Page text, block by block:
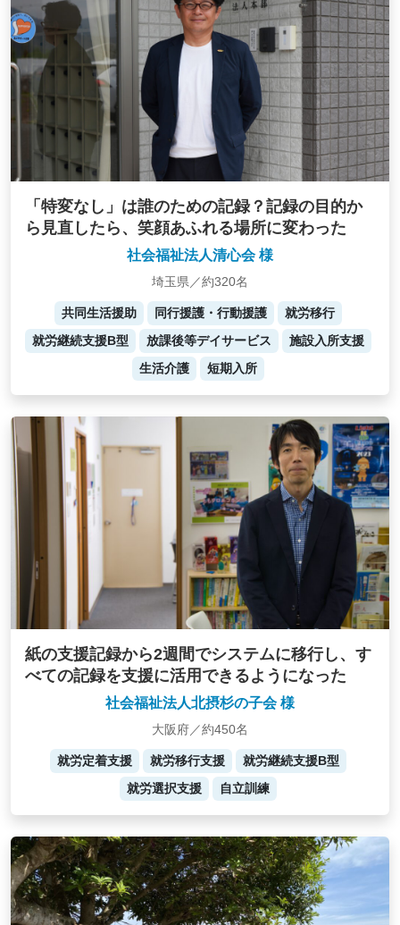
「特変なし」は誰のための記録？記録の目的か
ら見直したら、笑顔あふれる場所に変わった
社会福祉法人清心会 様
埼玉県／約320名
共同生活援助 同行援護・行動援護
就労移行
就労継続支援B型
放課後等デイサービス
施設入所支援
生活介護
短期入所
紙の支援記録から2週間でシステムに移行し、す
べての記録を支援に活用できるようになった
社会福祉法人北摂杉の子会 様
大阪府／約450名
就労定着支援 就労移行支援
就労継続支援B型
就労選択支援
自立訓練